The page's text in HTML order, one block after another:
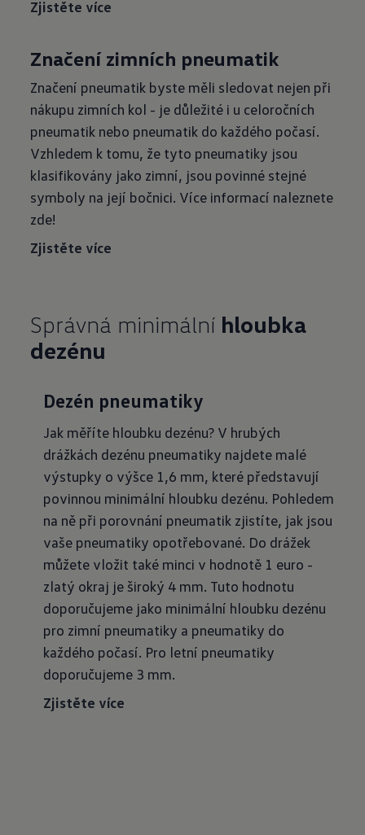
Zjistěte více
Značení zimních pneumatik
Značení pneumatik byste měli sledovat nejen při
nákupu zimních kol - je důležité i u celoročních
pneumatik nebo pneumatik do každého počasí.
Vzhledem k tomu, že tyto pneumatiky jsou
klasifikovány jako zimní, jsou povinné stejné
symboly na její bočnici. Více informací naleznete
zde!
Zjistěte více
Správná minimální hloubka
dezénu
Dezén pneumatiky
Jak měříte hloubku dezénu? V hrubých
drážkách dezénu pneumatiky najdete malé
výstupky o výšce 1,6 mm, které představují
povinnou minimální hloubku dezénu. Pohledem
na ně při porovnání pneumatik zjistíte, jak jsou
vaše pneumatiky opotřebované. Do drážek
můžete vložit také minci v hodnotě 1 euro -
zlatý okraj je široký 4 mm. Tuto hodnotu
doporučujeme jako minimální hloubku dezénu
pro zimní pneumatiky a pneumatiky do
každého počasí. Pro letní pneumatiky
doporučujeme 3 mm.
Zjistěte více